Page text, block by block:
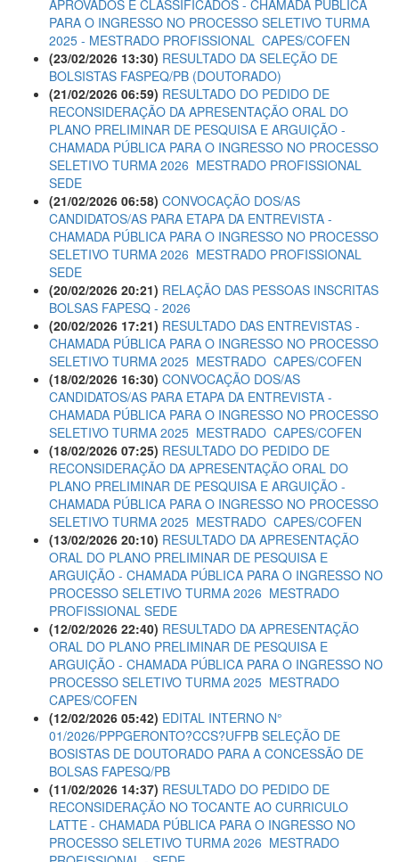
APROVADOS E CLASSIFICADOS - CHAMADA PÚBLICA
PARA O INGRESSO NO PROCESSO SELETIVO TURMA
2025 - MESTRADO PROFISSIONAL  CAPES/COFEN
(23/02/2026 13:30) RESULTADO DA SELEÇÃO DE
BOLSISTAS FASPEQ/PB (DOUTORADO)
(21/02/2026 06:59) RESULTADO DO PEDIDO DE
RECONSIDERAÇÃO DA APRESENTAÇÃO ORAL DO
PLANO PRELIMINAR DE PESQUISA E ARGUIÇÃO -
CHAMADA PÚBLICA PARA O INGRESSO NO PROCESSO
SELETIVO TURMA 2026  MESTRADO PROFISSIONAL
SEDE
(21/02/2026 06:58) CONVOCAÇÃO DOS/AS
CANDIDATOS/AS PARA ETAPA DA ENTREVISTA -
CHAMADA PÚBLICA PARA O INGRESSO NO PROCESSO
SELETIVO TURMA 2026  MESTRADO PROFISSIONAL
SEDE
(20/02/2026 20:21) RELAÇÃO DAS PESSOAS INSCRITAS
BOLSAS FAPESQ - 2026
(20/02/2026 17:21) RESULTADO DAS ENTREVISTAS -
CHAMADA PÚBLICA PARA O INGRESSO NO PROCESSO
SELETIVO TURMA 2025  MESTRADO  CAPES/COFEN
(18/02/2026 16:30) CONVOCAÇÃO DOS/AS
CANDIDATOS/AS PARA ETAPA DA ENTREVISTA -
CHAMADA PÚBLICA PARA O INGRESSO NO PROCESSO
SELETIVO TURMA 2025  MESTRADO  CAPES/COFEN
(18/02/2026 07:25) RESULTADO DO PEDIDO DE
RECONSIDERAÇÃO DA APRESENTAÇÃO ORAL DO
PLANO PRELIMINAR DE PESQUISA E ARGUIÇÃO -
CHAMADA PÚBLICA PARA O INGRESSO NO PROCESSO
SELETIVO TURMA 2025  MESTRADO  CAPES/COFEN
(13/02/2026 20:10) RESULTADO DA APRESENTAÇÃO
ORAL DO PLANO PRELIMINAR DE PESQUISA E
ARGUIÇÃO - CHAMADA PÚBLICA PARA O INGRESSO NO
PROCESSO SELETIVO TURMA 2026  MESTRADO
PROFISSIONAL SEDE
(12/02/2026 22:40) RESULTADO DA APRESENTAÇÃO
ORAL DO PLANO PRELIMINAR DE PESQUISA E
ARGUIÇÃO - CHAMADA PÚBLICA PARA O INGRESSO NO
PROCESSO SELETIVO TURMA 2025  MESTRADO 
CAPES/COFEN
(12/02/2026 05:42) EDITAL INTERNO N°
01/2026/PPPGERONTO?CCS?UFPB SELEÇÃO DE
BOSISTAS DE DOUTORADO PARA A CONCESSÃO DE
BOLSAS FAPESQ/PB
(11/02/2026 14:37) RESULTADO DO PEDIDO DE
RECONSIDERAÇÃO NO TOCANTE AO CURRICULO
LATTE - CHAMADA PÚBLICA PARA O INGRESSO NO
PROCESSO SELETIVO TURMA 2026  MESTRADO